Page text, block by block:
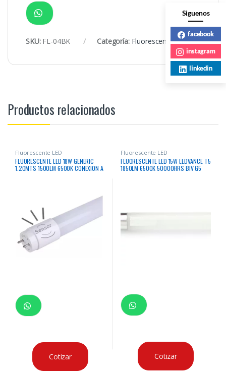
SKU: FL-04BK Categoría: Fluorescente LED
Productos relacionados
Fluorescente LED
FLUORESCENTE LED 18W GENERIC
1.20MTS 1500LM 6500K CONEXION A
Cotizar
Fluorescente LED
FLUORESCENTE LED 15W LEDVANCE T5
1850LM 6500K 50000HRS BIV G5
Cotizar
Siguenos
facebook
instagram
linkedin